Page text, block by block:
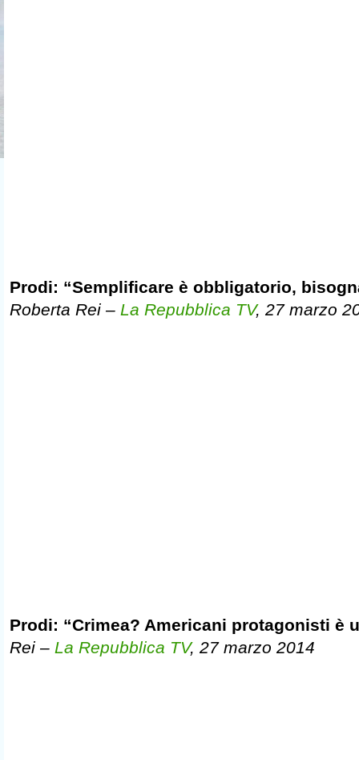
Prodi: “Semplificare è obbligatorio,
Roberta Rei – La Repubblica TV, 27 marzo
Prodi: “Crimea? Americani protagonisti è
Rei – La Repubblica TV, 27 marzo 2014